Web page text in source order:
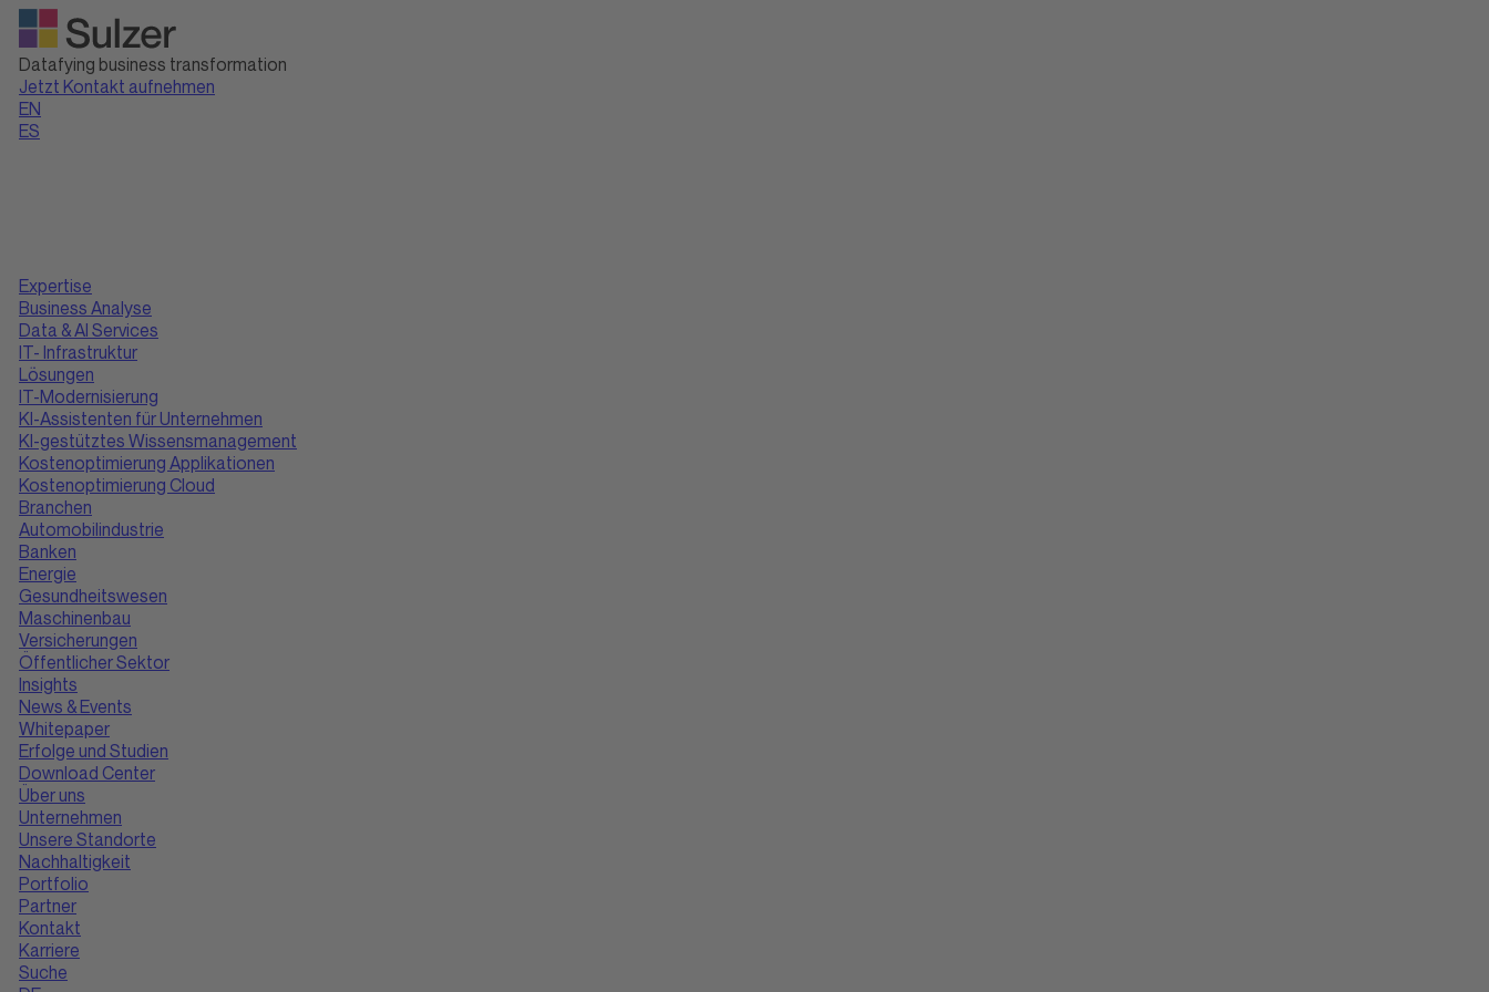
Datafying business transformation
Jetzt Kontakt aufnehmen
EN
ES
Expertise
Business Analyse
Data & AI Services
IT- Infrastruktur
Lösungen
IT-Modernisierung
KI-Assistenten für Unternehmen
KI-gestütztes Wissensmanagement
Kostenoptimierung Applikationen
Kostenoptimierung Cloud
Branchen
Automobilindustrie
Banken
Energie
Gesundheitswesen
Maschinenbau
Versicherungen
Öffentlicher Sektor
Insights
News & Events
Whitepaper
Erfolge und Studien
Download Center
Über uns
Unternehmen
Unsere Standorte
Nachhaltigkeit
Portfolio
Partner
Kontakt
Karriere
Suche